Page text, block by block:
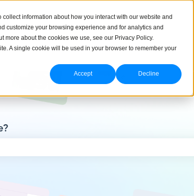
information about how you interact with our website and
customize your browsing experience and for analytics and
more about the cookies we use, see our Privacy Policy.
A single cookie will be used in your browser to remember your
Accept Decline